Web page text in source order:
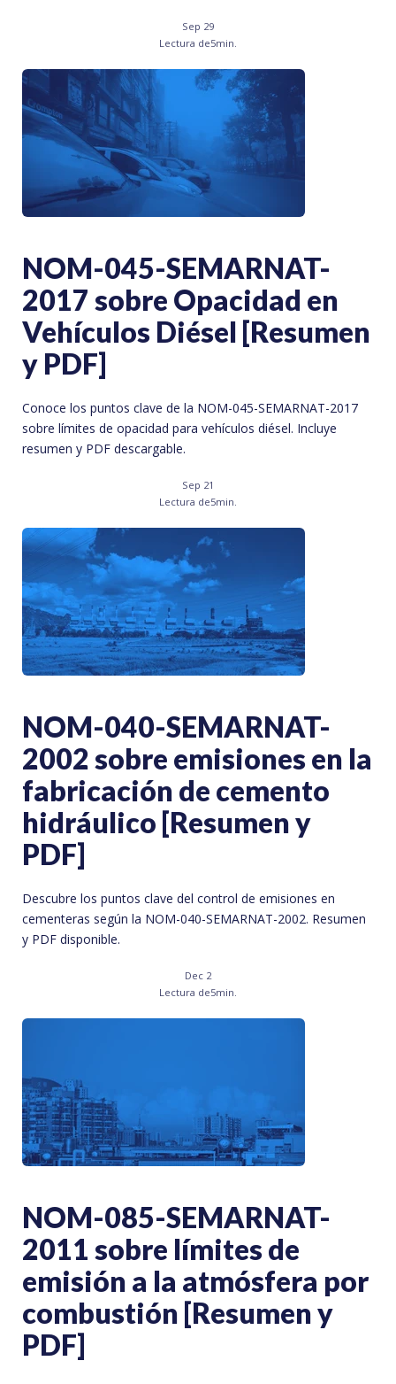
Sep 29
Lectura de5min.
NOM-045-SEMARNAT-
2017 sobre Opacidad en
Vehículos Diésel [Resumen
y PDF]
Conoce los puntos clave de la NOM-045-SEMARNAT-2017
sobre límites de opacidad para vehículos diésel. Incluye
resumen y PDF descargable.
Sep 21
Lectura de5min.
NOM-040-SEMARNAT-
2002 sobre emisiones en la
fabricación de cemento
hidráulico [Resumen y
PDF]
Descubre los puntos clave del control de emisiones en
cementeras según la NOM-040-SEMARNAT-2002. Resumen
y PDF disponible.
Dec 2
Lectura de5min.
NOM-085-SEMARNAT-
2011 sobre límites de
emisión a la atmósfera por
combustión [Resumen y
PDF]